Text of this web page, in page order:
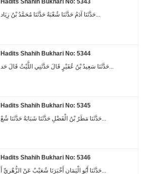
Hadits Shahih Bukhari No: 5343
حَدَّثَنَا آدَمُ حَدَّثَنَا شُعْبَةُ حَدَّثَنَا مُحَمَّدُ بْنُ زِيَاد...
Hadits Shahih Bukhari No: 5344
حَدَّثَنَا سَعِيدُ بْنُ عُفَيْرٍ قَالَ حَدَّثَنِي اللَّيْثُ قَالَ حَد...
Hadits Shahih Bukhari No: 5345
Hadits Shahih Bukhari No: 5346